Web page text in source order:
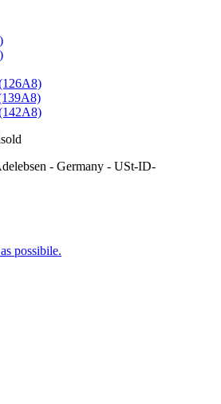
- Germany - USt-ID-
possibile.